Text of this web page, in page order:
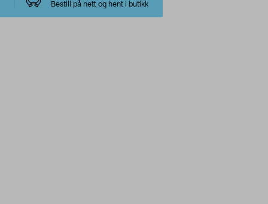
Bestill på nett og hent i butikk